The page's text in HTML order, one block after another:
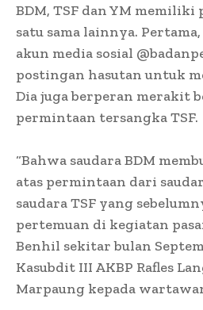
BDM, TSF dan YM memiliki
satu sama lainnya.
akun media sosial
postingan hasutan untuk
Dia juga berperan merakit
permintaan tersangka TSF.
“Bahwa saudara BDM
atas permintaan dari
saudara TSF yang
pertemuan di kegiatan
Benhil sekitar bulan
Kasubdit III AKBP Rafles
Marpaung kepada